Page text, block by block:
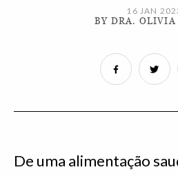
16 JAN
BY DRA. OLIVIA
De uma alimentação